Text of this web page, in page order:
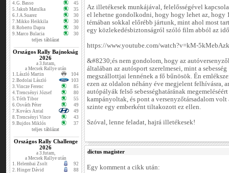
4.G. Basso
45
5.Jakub Matulka
35
6.J.A.Suarez
30
7.Mikko Heikkila
30
8.Roberto Dapra
30
9.Marco Bulacia 30
teljes táblázat
Országos Rally Bajnokság
2026
a 3.futam,
a Mecsek Rallye után
1.László Martin
104
2.Bodolai László
103
3.Vincze Ferenc
85
4.Trencsényi József
80
5.Tóth Tibor
55
6.Osváth Péter
49
7.Kovács Antal
49
8.Trencsényi Vince
43
9.Bujdos Miklós 37
teljes táblázat
Országos Rally Challenge
2026
a 3.futam,
a Mecsek Rallye után
1. Helembai Zsolt
92
2. Hinger Dávid
88
Az illetékesek munkájával, felelősségével
el lehetne gondolkodni, hogy hogy lehet az, hogy
témában sokkal előrébb jártunk, mint ahol most
egy közlekedésbiztonságról szóló film abból az
https://www.youtube.com/watch?v=kM-5kMebAzk
&#8230;és nem gondolom, hogy az
általában az autósport szerelmesei, mint a sebesség
megszállottjai lennének a fő bűnösök. Én
ezen az oldalon néhány éve megjelent felhívásra,
autópályák felső sebességhatárának megemeléséért
kampányoltak, és pont a versenyzőtársadalom volt
szinte egy emberként tiltakozott ez ellen.
Szóval, lenne feladat, hajrá illetékesek!
dictus magister
Egy komment a cikk után: